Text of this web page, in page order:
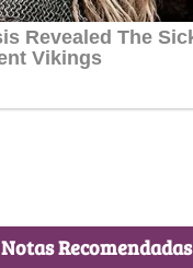
Notas Recomendadas